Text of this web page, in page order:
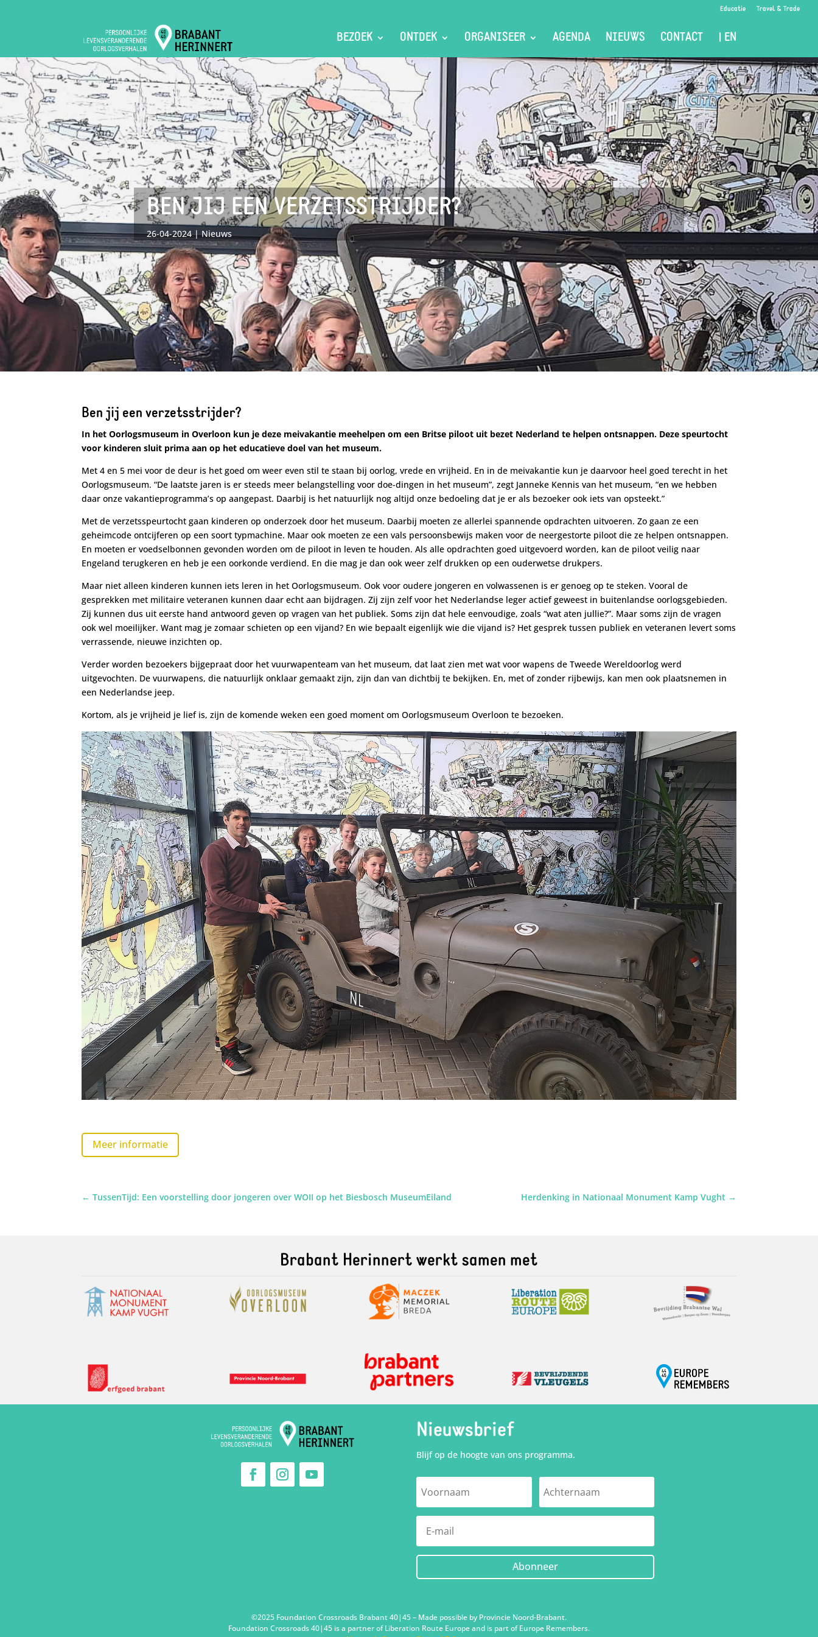
Educatie Travel & Trade
BEZOEK ONTDEK ORGANISEER AGENDA NIEUWS CONTACT | EN
BEN JIJ EEN VERZETSSTRIJDER?
26-04-2024 Nieuws
Ben jij een verzetsstrijder?
In het Oorlogsmuseum in Overloon kun je deze meivakantie meehelpen om een Britse piloot uit bezet Nederland te helpen ontsnappen. Deze speurtocht
voor kinderen sluit prima aan op het educatieve doel van het museum.
Met 4 en 5 mei voor de deur is het goed om weer even stil te staan bij oorlog, vrede en vrijheid. En in de meivakantie kun je daarvoor heel goed terecht in het
Oorlogsmuseum. “De laatste jaren is er steeds meer belangstelling voor doe-dingen in het museum”, zegt Janneke Kennis van het museum, “en we hebben
daar onze vakantieprogramma’s op aangepast. Daarbij is het natuurlijk nog altijd onze bedoeling dat je er als bezoeker ook iets van opsteekt.”
Met de verzetsspeurtocht gaan kinderen op onderzoek door het museum. Daarbij moeten ze allerlei spannende opdrachten uitvoeren. Zo gaan ze een
geheimcode ontcijferen op een soort typmachine. Maar ook moeten ze een vals persoonsbewijs maken voor de neergestorte piloot die ze helpen ontsnappen.
En moeten er voedselbonnen gevonden worden om de piloot in leven te houden. Als alle opdrachten goed uitgevoerd worden, kan de piloot veilig naar
Engeland terugkeren en heb je een oorkonde verdiend. En die mag je dan ook weer zelf drukken op een ouderwetse drukpers.
Maar niet alleen kinderen kunnen iets leren in het Oorlogsmuseum. Ook voor oudere jongeren en volwassenen is er genoeg op te steken. Vooral de
gesprekken met militaire veteranen kunnen daar echt aan bijdragen. Zij zijn zelf voor het Nederlandse leger actief geweest in buitenlandse oorlogsgebieden.
Zij kunnen dus uit eerste hand antwoord geven op vragen van het publiek. Soms zijn dat hele eenvoudige, zoals “wat aten jullie?”. Maar soms zijn de vragen
ook wel moeilijker. Want mag je zomaar schieten op een vijand? En wie bepaalt eigenlijk wie die vijand is? Het gesprek tussen publiek en veteranen levert soms
verrassende, nieuwe inzichten op.
Verder worden bezoekers bijgepraat door het vuurwapenteam van het museum, dat laat zien met wat voor wapens de Tweede Wereldoorlog werd
uitgevochten. De vuurwapens, die natuurlijk onklaar gemaakt zijn, zijn dan van dichtbij te bekijken. En, met of zonder rijbewijs, kan men ook plaatsnemen in
een Nederlandse jeep.
Kortom, als je vrijheid je lief is, zijn de komende weken een goed moment om Oorlogsmuseum Overloon te bezoeken.
Meer informatie
←TussenTijd: Een voorstelling door jongeren over WOII op het Biesbosch MuseumEiland Herdenking in Nationaal Monument Kamp Vught →
Brabant Herinnert werkt samen met
Nieuwsbrief
Blijf op de hoogte van ons programma.
Abonneer
©2025 Foundation Crossroads Brabant 40|45 – Made possible by Provincie Noord-Brabant.
Foundation Crossroads 40|45 is a partner of Liberation Route Europe and is part of Europe Remembers.